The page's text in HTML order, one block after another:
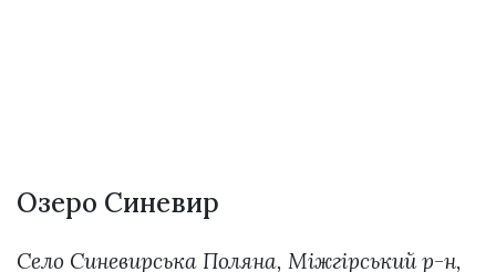
Озеро Синевир
Село Синевирська Поляна, Міжгірський р-н,